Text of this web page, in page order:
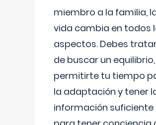
miembro a la familia,
vida cambia en todos
aspectos. Debes
de buscar un equilibrio,
permitirte tu tiempo
la adaptación y tener
información suficiente